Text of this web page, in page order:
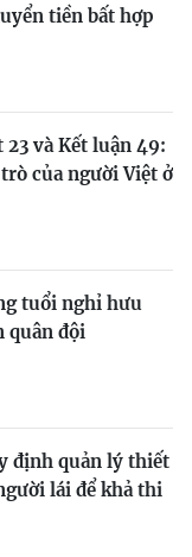
tiền bất hợp
23 và Kết luận 49:
của người Việt ở
tuổi nghỉ hưu
quân đội
định quản lý thiết
lái để khả thi